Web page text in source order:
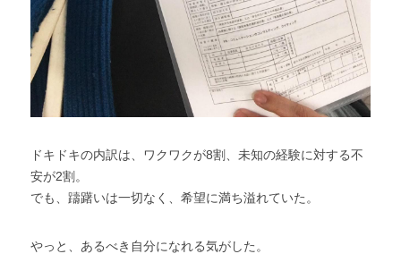
ドキドキの内訳は、ワクワクが8割、未知の経験に対する不
安が2割。
でも、躊躇いは一切なく、希望に満ち溢れていた。
やっと、あるべき自分になれる気がした。